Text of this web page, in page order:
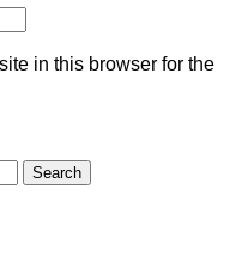
in this browser for the